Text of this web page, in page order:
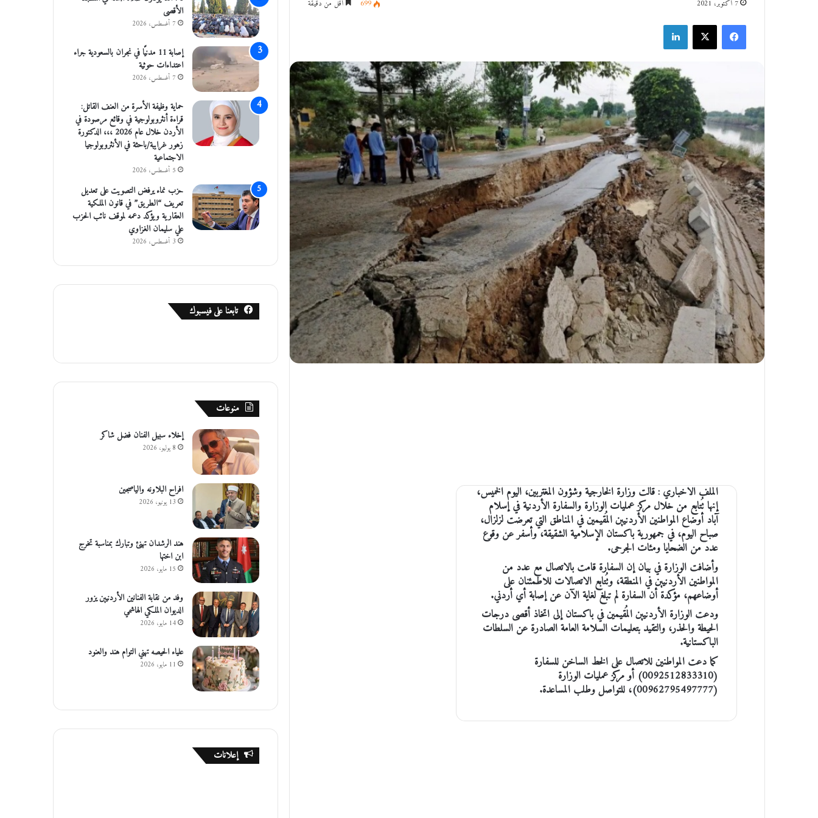
7 أكتوبر، 2021 699 أقل من دقيقة
فيسبوك
الملف الاخباري :قالت وزارة الخارجية وشؤون المغتربين، اليوم الخميس،
إنها تُتابع من خلال مركز عمليات الوزارة والسفارة الأردنية في إسلام
آباد أوضاع المواطنين الأردنيين المُقيمين في المناطق التي تعرضت ‎لزلزال،
صباح اليوم، في جمهورية باكستان الإسلامية الشقيقة، وأسفر عن وقوع
عدد من الضحايا ومئات الجرحى.
وأضافت الوزارة في بيان إن السفارة قامت بالاتصال مع عدد من
المواطنين الأردنيين في المنطقة، وتُتابع الاتصالات للاطمئنان على
أوضاعهم، مؤكدة أن السفارة لم تبلغ لغاية الآن عن إصابة أي أردني.
ودعت الوزارة الأردنيين المُقيمين في باكستان إلى اتخاذ أقصى درجات
الحيطة والحذر، والتقيد بتعليمات السلامة العامة الصادرة عن السلطات
الباكستانية.
‏‎كما دعت المواطنين للاتصال على الخط الساخن للسفارة
(0092512833310) أو مركز عمليات الوزارة
(00962795497777)، للتواصل وطلب المساعدة.
الأقصى
7 أغسطس، 2026
إصابة 11 مدنيًا في نجران بالسعودية جراء
اعتداءات حوثية
7 أغسطس، 2026
حماية وظيفة الأسرة من العنف القاتل:
قراءة أنثروبولوجية في وقائع مرصودة في
الأردن خلال عام 2026 ،،، الدكتورة
زهور غرايبة/باحثة في الأنثروبولوجيا
الاجتماعية
5 أغسطس، 2026
حزب نماء يرفض التصويت على تعديل
تعريف “الطريق” في قانون الملكية
العقارية ويؤكد دعمه لموقف نائب الحزب
علي سليمان الغزاوي
3 أغسطس، 2026
تابعنا على فيسبوك
منوعات
إخلاء سبيل الفنان فضل شاكر
8 يوليو، 2026
افراح البلاونه والياصجين
13 يونيو، 2026
هند الرشدان تهنئ وتبارك بمناسبة تخرج
ابن اختها
15 مايو، 2026
وفد من نقابة الفنانين الأردنيين يزور
الديوان الملكي الهاشمي
14 مايو، 2026
علياء الحيصه تهني التوام هند والعنود
11 مايو، 2026
إعلانات